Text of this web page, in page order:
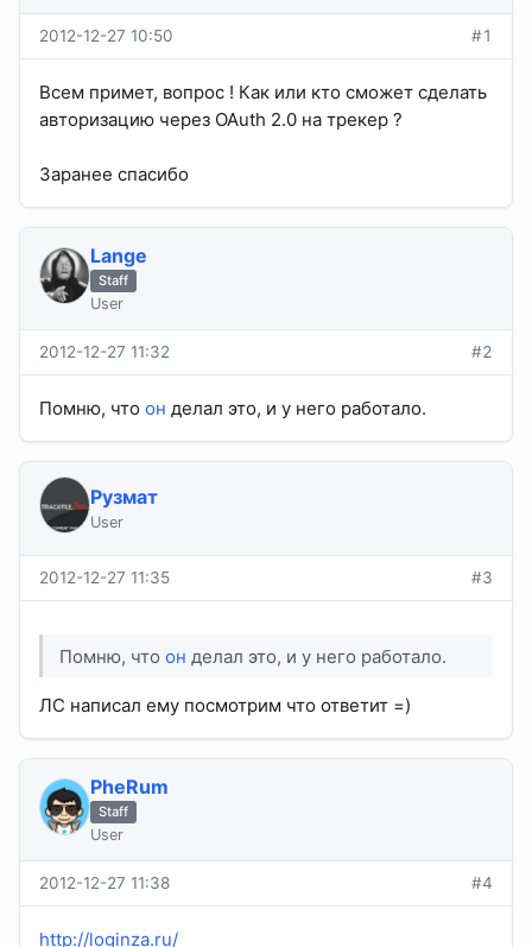
2012-12-27 10:50 #1
Всем примет, вопрос ! Как или кто сможет сделать
авторизацию через OAuth 2.0 на трекер ?
Заранее спасибо
Lange
Staff
User
2012-12-27 11:32 #2
Помню, что он делал это, и у него работало.
Рузмат
User
2012-12-27 11:35 #3
Помню, чтоон делал это, и у него работало.
ЛС написал ему посмотрим что ответит =)
PheRum
Staff
User
2012-12-27 11:38 #4
http://loginza.ru/